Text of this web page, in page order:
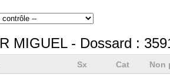
MIGUEL- Dossard :
Sx Cat
Non